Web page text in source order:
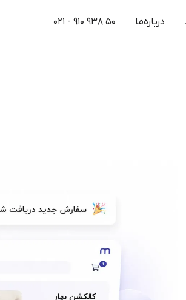
درباره‌ما ۰۲۱ - ۹۱۰ ۹۳۸ ۵۰